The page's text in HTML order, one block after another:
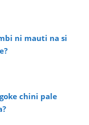
ni mauti na si
chini pale